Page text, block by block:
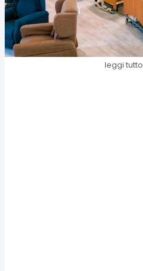
leggi tutto